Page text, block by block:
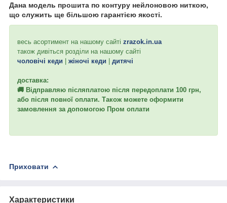
Дана модель прошита по контуру нейлоновою ниткою,
що служить ще більшою гарантією якості.
весь асортимент на нашому сайті zrazok.in.ua
також дивіться розділи на нашому сайті
чоловічі кеди
жіночі кеди дитячі
доставка:
🚚 Відправляю післяплатою після передоплати 100 грн,
або після повної оплати. Також можете оформити
замовлення за допомогою Пром оплати
Приховати
Характеристики